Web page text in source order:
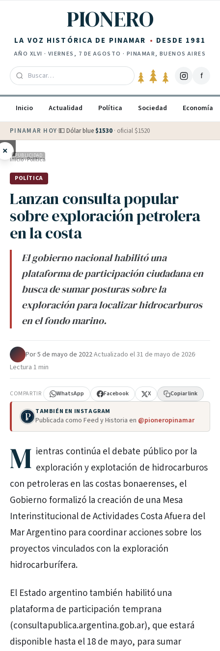
PIONERO
LA VOZ HISTÓRICA DE PINAMAR DESDE 1981
AÑO XLVI · VIERNES, 7 DE AGOSTO · PINAMAR, BUENOS AIRES
f
Inicio Actualidad Política Sociedad Economía
PINAMAR HOY·💵 Dólar blue $1530 · oficial $1520
× PUBLICIDAD
Inicio›Política
POLÍTICA
Lanzan consulta popular
sobre exploración petrolera
en la costa
El gobierno nacional habilitó una
plataforma de participación ciudadana en
busca de sumar posturas sobre la
exploración para localizar hidrocarburos
en el fondo marino.
Por·5 de mayo de 2022·Actualizado el31 de mayo de 2026·
Lectura 1 min
COMPARTIR WhatsApp Facebook X Copiar link
TAMBIÉN EN INSTAGRAM
Publicada como Feed y Historia en @pioneropinamar
M ientras continúa el debate público por la
exploración y explotación de hidrocarburos
con petroleras en las costas bonaerenses, el
Gobierno formalizó la creación de una Mesa
Interinstitucional de Actividades Costa Afuera del
Mar Argentino para coordinar acciones sobre los
proyectos vinculados con la exploración
hidrocarburífera.
El Estado argentino también habilitó una
plataforma de participación temprana
(consultapublica.argentina.gob.ar), que estará
disponible hasta el 18 de mayo, para sumar